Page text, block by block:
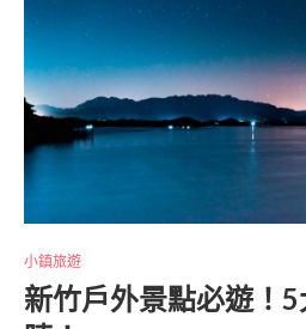
小鎮旅遊
新竹戶外景點必遊！